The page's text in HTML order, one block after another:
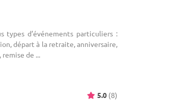
types d’événements particuliers :
départ à la retraite, anniversaire,
de ...
5.0 (8)